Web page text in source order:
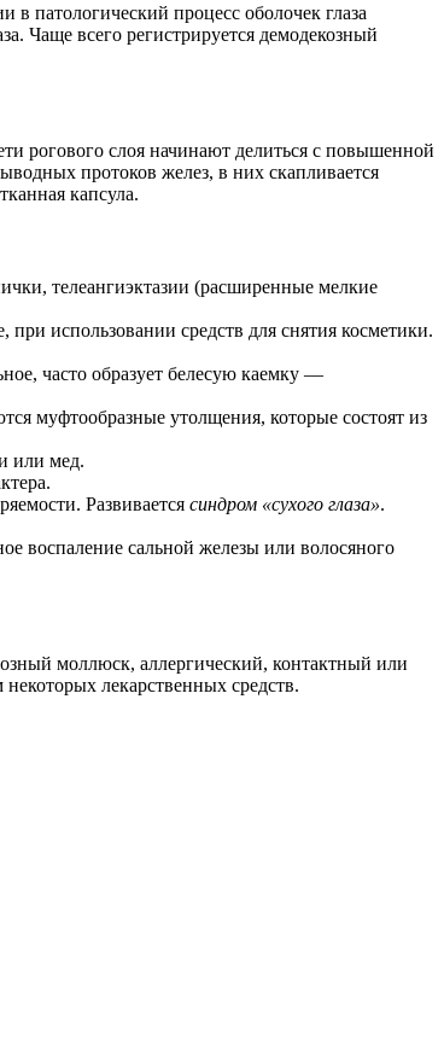
в патологический процесс оболочек глаза
Чаще всего регистрируется демодекозный
рогового слоя начинают делиться с повышенной
протоков желез, в них скапливается
капсула.
телеангиэктазии (расширенные мелкие
использовании средств для снятия косметики.
часто образует белесую каемку —
муфтообразные утолщения, которые состоят из
или мед.
Развивается синдром «сухого глаза».
воспаление сальной железы или волосяного
моллюск, аллергический, контактный или
лекарственных средств.